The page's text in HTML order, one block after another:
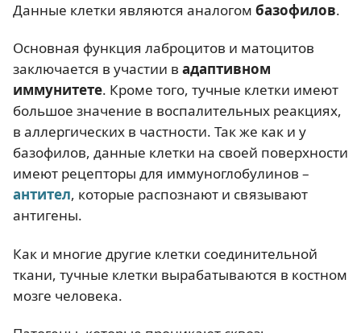
Данные клетки являются аналогом базофилов.
Основная функция лаброцитов и матоцитов
заключается в участии в адаптивном
иммунитете. Кроме того, тучные клетки имеют
большое значение в воспалительных реакциях,
в аллергических в частности. Так же как и у
базофилов, данные клетки на своей поверхности
имеют рецепторы для иммуноглобулинов –
антител, которые распознают и связывают
антигены.
Как и многие другие клетки соединительной
ткани, тучные клетки вырабатываются в костном
мозге человека.